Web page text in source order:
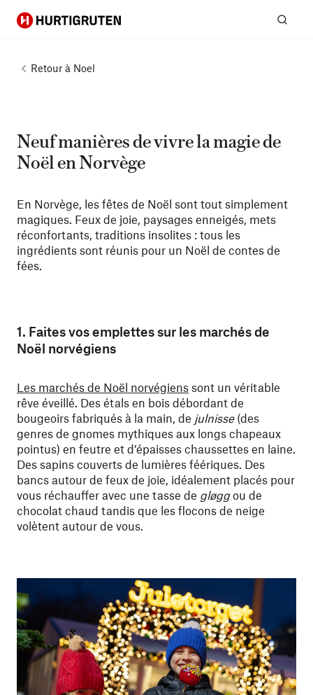
Hurtigruten
Retour à Noel
Neuf manières de vivre la magie de
Noël en Norvège
En Norvège, les fêtes de Noël sont tout simplement
magiques. Feux de joie, paysages enneigés, mets
réconfortants, traditions insolites : tous les
ingrédients sont réunis pour un Noël de contes de
fées.
1. Faites vos emplettes sur les marchés de
Noël norvégiens
Les marchés de Noël norvégiens sont un véritable
rêve éveillé. Des étals en bois débordant de
bougeoirs fabriqués à la main, de julnisse(des
genres de gnomes mythiques aux longs chapeaux
pointus) en feutre et d’épaisses chaussettes en laine.
Des sapins couverts de lumières féériques. Des
bancs autour de feux de joie, idéalement placés pour
vous réchauffer avec une tasse de gløggou de
chocolat chaud tandis que les flocons de neige
volètent autour de vous.